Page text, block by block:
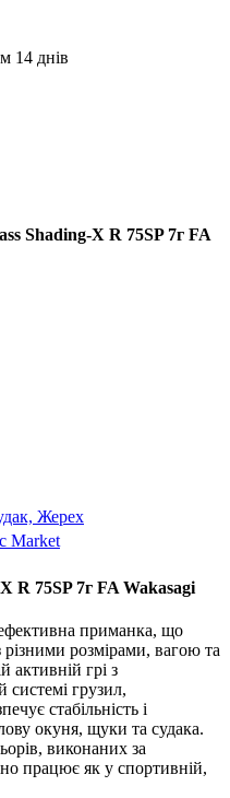
14 днів
Shading-X R 75SP 7г FA
Жерех
Market
R 75SP 7г FA Wakasagi
приманка, що
різними розмірами, вагою та
активній грі з
грузил,
стабільність і
окуня, щуки та судака.
виконаних за
працює як у спортивній,